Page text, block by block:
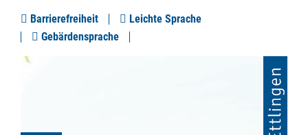
Barrierefreiheit
Leichte Sprache
Gebärdensprache